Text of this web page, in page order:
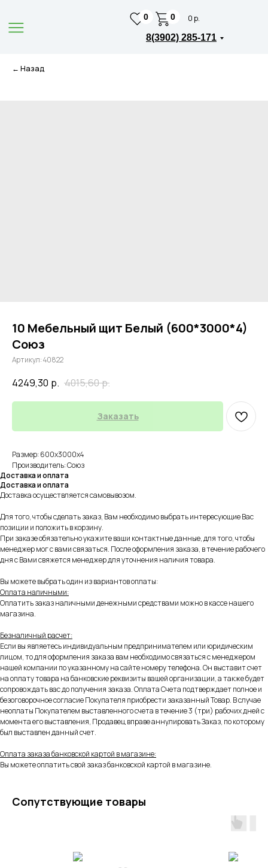
8(3902) 285-171
0 0 р.
0
← Назад
10 Мебельный щит Белый (600*3000*4)
Союз
Артикул:40822
4249,30 р. 4015,60р.
Заказать
Размер: 600х3000х4
Производитель: Союз
Доставка и оплата
Доставка и оплата
Доставка осуществляется самовывозом.
Для того, чтобы сделать заказ, Вам необходимо выбрать интересующие Вас
позиции и положить в корзину.
При заказе обязательно укажите ваши контактные данные, для того, чтобы
менеджер мог с вами связаться. После оформления заказа, в течение рабочего
дня с Вами свяжется менеджер для уточнения наличия товара.
Вы можете выбрать один из вариантов оплаты:
Оплата наличными:
Оплатить заказ наличными денежными средствами можно в кассе нашего
магазина.
Безналичный расчет:
Если вы являетесь индивидуальным предпринимателем или юридическим
лицом, то для оформления заказа вам необходимо связаться с менеджером
нашей компании по указанному на сайте номеру телефона. Он выставит счет
на оплату товара на банковские реквизиты вашей организации, а также будет
сопровождать вас до получения заказа. Оплата Счета подтверждает полное и
безоговорочное согласие Покупателя приобрести заказанный Товар. В случае
неоплаты Покупателем выставленного счета в течение 3 (три) рабочих дней с
момента его выставления, Продавец вправе аннулировать Заказ, по которому
был выставлен данный счет.
Оплата заказа банковской картой в магазине:
Вы можете оплатить свой заказ банковской картой в магазине.
Сопутствующие товары